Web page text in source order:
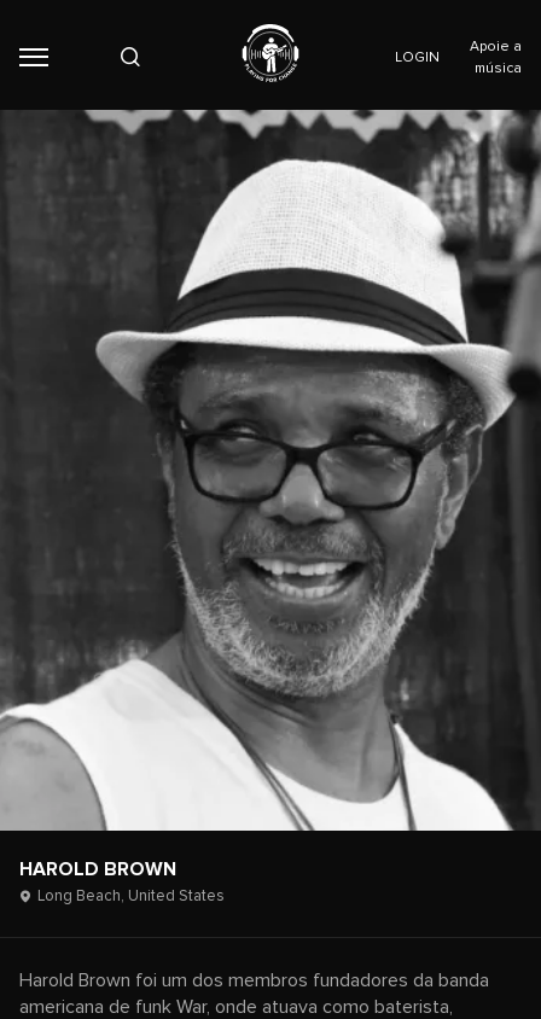
LOGIN
Apoie a
música
HAROLD BROWN
Long Beach, United States
Harold Brown foi um dos membros fundadores da banda
americana de funk War, onde atuava como baterista,